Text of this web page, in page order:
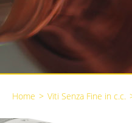
Home > Viti Senza Fine in c.c.